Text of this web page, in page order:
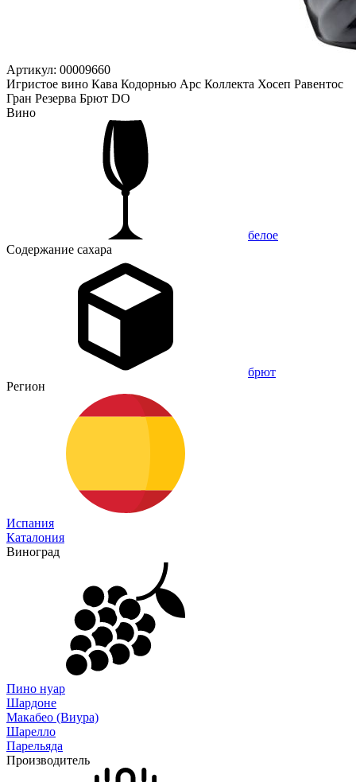
Артикул: 00009660
Игристое вино Кава Кодорнью Арс Коллекта Хосеп Равентос
Гран Резерва Брют DO
Вино
белое
Содержание сахара
брют
Регион
Испания
Каталония
Виноград
Пино нуар
Шардоне
Макабео (Виура)
Шарелло
Парельяда
Производитель